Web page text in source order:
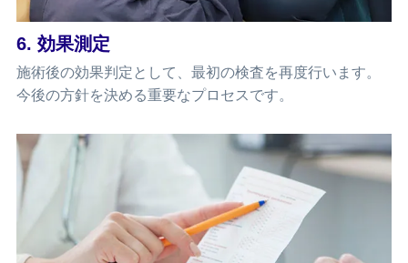
6. 効果測定
施術後の効果判定として、最初の検査を再度行います。
今後の方針を決める重要なプロセスです。